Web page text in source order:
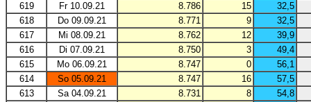
619
Fr 10.09.21 8.786 15
32,5
618
Do 09.09.21 8.771 9
32,5
617
Mi 08.09.21 8.762 12
39,9
616
Di 07.09.21 8.750 3
49,4
615
Mo 06.09.21 8.747 0
56,1
614
So 05.09.21 8.747 16
57,5
613
Sa 04.09.21 8.731 8
54,8